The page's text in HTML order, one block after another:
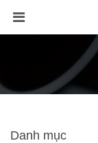
Danh mục